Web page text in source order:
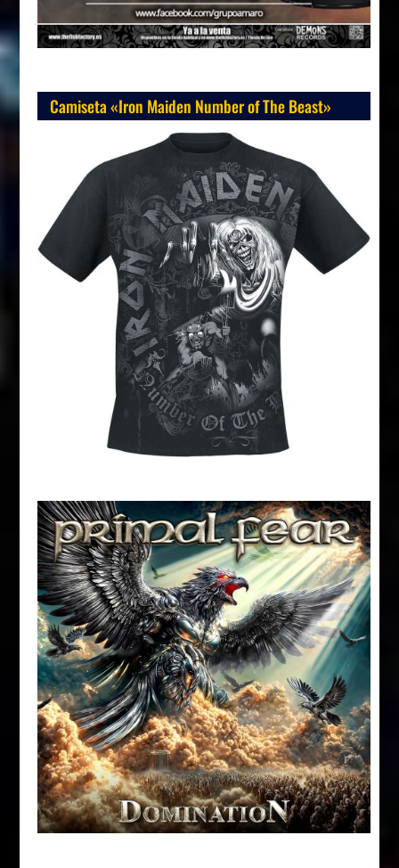
Camiseta «Iron Maiden Number of The Beast»